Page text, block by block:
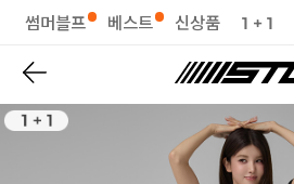
썸머블프 베스트 신상품 1 + 1